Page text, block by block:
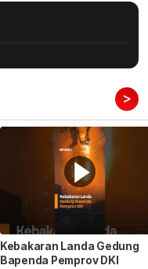
>
Kebakaran Landa Gedung
Bapenda Pemprov DKI